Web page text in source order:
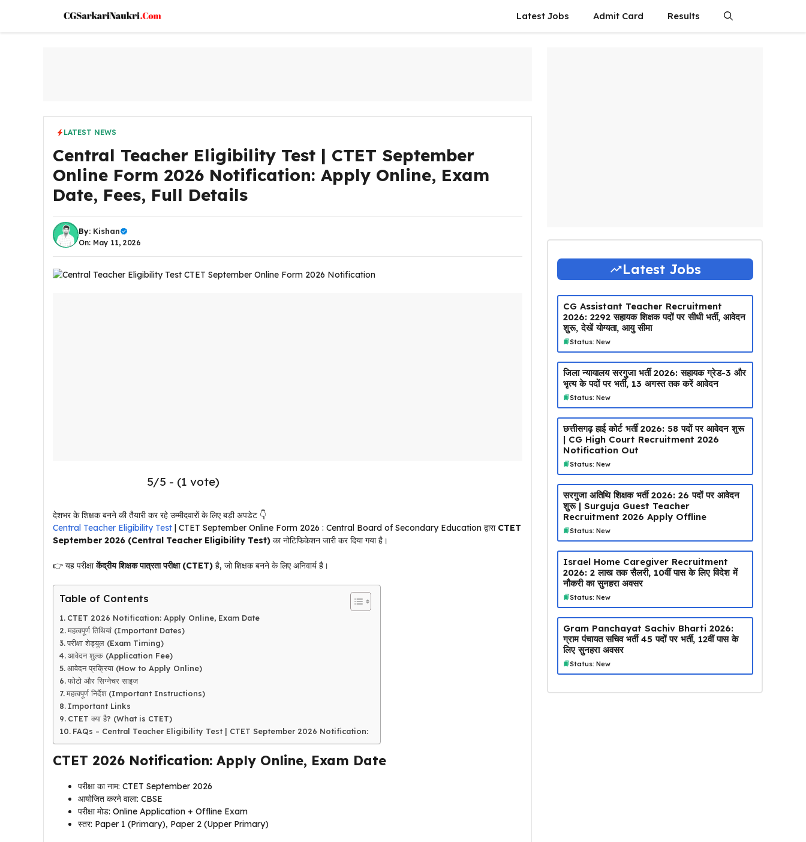
content
Latest Jobs Admit Card Results
LATEST NEWS
Central Teacher Eligibility Test | CTET September
Online Form 2026 Notification: Apply Online, Exam
Date, Fees, Full Details
By: Kishan
On: May 11, 2026
5/5 - (1 vote)
देशभर के शिक्षक बनने की तैयारी कर रहे उम्मीदवारों के लिए बड़ी अपडेट 👇
Central Teacher Eligibility Test | CTET September Online Form 2026 : Central Board of Secondary Education द्वारा CTET
September 2026 (Central Teacher Eligibility Test) का नोटिफिकेशन जारी कर दिया गया है।
👉 यह परीक्षाकेंद्रीय शिक्षक पात्रता परीक्षा (CTET) है, जो शिक्षक बनने के लिए अनिवार्य है।
Table of Contents
CTET 2026 Notification: Apply Online, Exam Date
महत्वपूर्ण तिथियां (Important Dates)
परीक्षा शेड्यूल (Exam Timing)
आवेदन शुल्क (Application Fee)
आवेदन प्रक्रिया (How to Apply Online)
फोटो और सिग्नेचर साइज
महत्वपूर्ण निर्देश (Important Instructions)
Important Links
CTET क्या है? (What is CTET)
FAQs – Central Teacher Eligibility Test | CTET September 2026 Notification:
CTET 2026 Notification: Apply Online, Exam Date
परीक्षा का नाम: CTET September 2026
आयोजित करने वाला: CBSE
परीक्षा मोड: Online Application + Offline Exam
स्तर: Paper 1 (Primary), Paper 2 (Upper Primary)
Latest Jobs
CG Assistant Teacher Recruitment
2026: 2292 सहायक शिक्षक पदों पर सीधी भर्ती, आवेदन
शुरू, देखें योग्यता, आयु सीमा
Status: New
जिला न्यायालय सरगुजा भर्ती 2026: सहायक ग्रेड-3 और
भृत्य के पदों पर भर्ती, 13 अगस्त तक करें आवेदन
Status: New
छत्तीसगढ़ हाई कोर्ट भर्ती 2026: 58 पदों पर आवेदन शुरू
| CG High Court Recruitment 2026
Notification Out
Status: New
सरगुजा अतिथि शिक्षक भर्ती 2026: 26 पदों पर आवेदन
शुरू | Surguja Guest Teacher
Recruitment 2026 Apply Offline
Status: New
Israel Home Caregiver Recruitment
2026: ₹2 लाख तक सैलरी, 10वीं पास के लिए विदेश में
नौकरी का सुनहरा अवसर
Status: New
Gram Panchayat Sachiv Bharti 2026:
ग्राम पंचायत सचिव भर्ती 45 पदों पर भर्ती, 12वीं पास के
लिए सुनहरा अवसर
Status: New